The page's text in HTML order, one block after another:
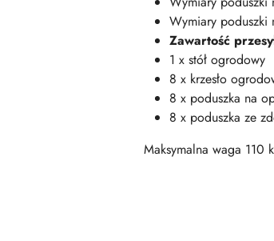
Wymiary
Zawartość
1 x stół ogrodowy
8 x krzesło
8 x poduszka na
8 x poduszka ze
Maksymalna waga 110